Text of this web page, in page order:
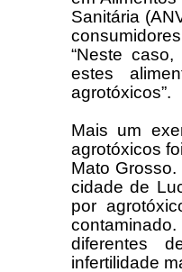
Sanitária
“Neste
estes
agrotóxicos”.
Mais um
agrotóxicos
Mato
cidade de
por
diferentes
infertilidade